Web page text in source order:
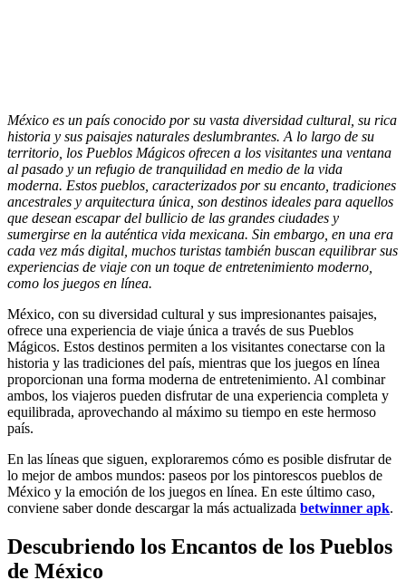
México es un país conocido por su vasta diversidad cultural, su rica
historia y sus paisajes naturales deslumbrantes. A lo largo de su
territorio, los Pueblos Mágicos ofrecen a los visitantes una ventana
al pasado y un refugio de tranquilidad en medio de la vida
moderna. Estos pueblos, caracterizados por su encanto, tradiciones
ancestrales y arquitectura única, son destinos ideales para aquellos
que desean escapar del bullicio de las grandes ciudades y
sumergirse en la auténtica vida mexicana. Sin embargo, en una era
cada vez más digital, muchos turistas también buscan equilibrar sus
experiencias de viaje con un toque de entretenimiento moderno,
como los juegos en línea.
México, con su diversidad cultural y sus impresionantes paisajes,
ofrece una experiencia de viaje única a través de sus Pueblos
Mágicos. Estos destinos permiten a los visitantes conectarse con la
historia y las tradiciones del país, mientras que los juegos en línea
proporcionan una forma moderna de entretenimiento. Al combinar
ambos, los viajeros pueden disfrutar de una experiencia completa y
equilibrada, aprovechando al máximo su tiempo en este hermoso
país.
En las líneas que siguen, exploraremos cómo es posible disfrutar de
lo mejor de ambos mundos: paseos por los pintorescos pueblos de
México y la emoción de los juegos en línea. En este último caso,
conviene saber donde descargar la más actualizada betwinner apk.
Descubriendo los Encantos de los Pueblos
de México